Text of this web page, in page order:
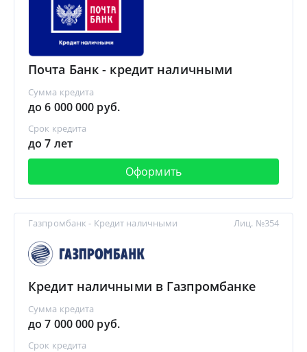
Почта Банк - кредит наличными
Сумма кредита
до 6 000 000 руб.
Срок кредита
до 7 лет
Оформить
Газпромбанк - Кредит наличными
Кредит наличными в Газпромбанке
Сумма кредита
до 7 000 000 руб.
Срок кредита
Лиц. №354